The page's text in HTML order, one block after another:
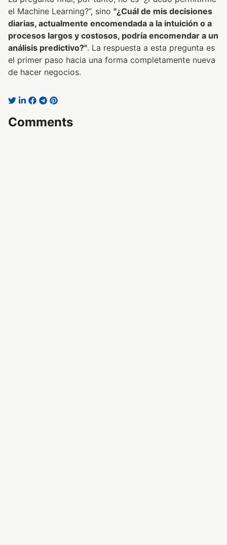
el Machine Learning?”, sino "¿Cuál de mis decisiones
diarias, actualmente encomendada a la intuición o a
procesos largos y costosos, podría encomendar a un
análisis predictivo?". La respuesta a esta pregunta es
el primer paso hacia una forma completamente nueva
de hacer negocios.
Comments